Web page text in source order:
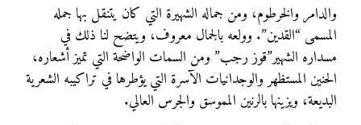
والدامر والخرطوم، ومن جماله الشهيرة التي كان يتنقل بها جمله
المسمى “القدين”. وولعه بالجمال معروف، ويتضح لنا ذلك في
مسداره الشهير”قوز رجب” ومن السمات الواضحة التي تميز أشعاره،
الحنين المستظهر والوجدانيات الآسرة التي يؤطرها في تراكيبه الشعرية
البديعة، ويزينها بالرنين المموسق والجرس العالي.